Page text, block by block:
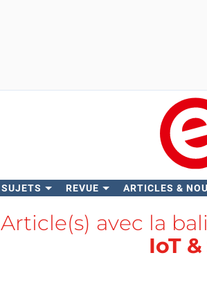
SUJETS REVUE ARTICLES &
Article(s) avec la
IoT